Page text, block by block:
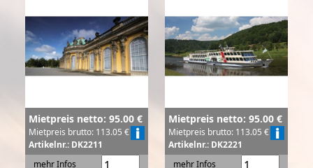
Mietpreis netto: 95.00 €
Mietpreis brutto: 113.05 €
Artikelnr.: DK2211
mehr Infos
Mietpreis netto: 95.00 €
Mietpreis brutto: 113.05 €
Artikelnr.: DK2221
mehr Infos